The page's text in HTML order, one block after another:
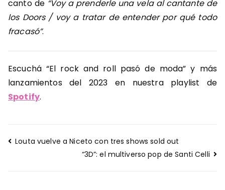
canto de “Voy a prenderle una vela al cantante de
los Doors / voy a tratar de entender por qué todo
fracasó”.
Escuchá “El rock and roll pasó de moda” y más
lanzamientos del 2023 en nuestra playlist de
Spotify.
Navegación
Louta vuelve a Niceto con tres shows sold out
“3D”: el multiverso pop de Santi Celli